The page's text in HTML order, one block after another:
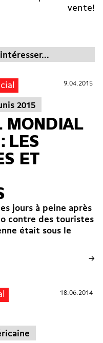
vente!
9.04.2015
9.04.2015
2015
MONDIAL
LES
ET
jours à peine après
contre des touristes
était sous le
→
18.06.2014
18.06.2014